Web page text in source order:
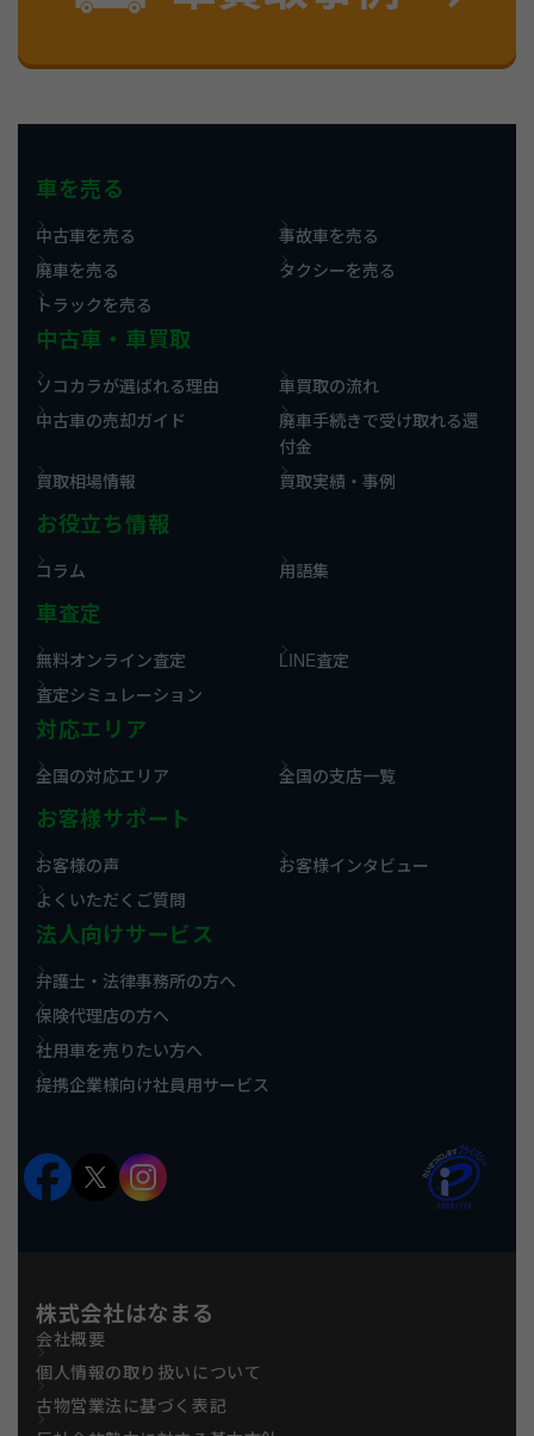
車を売る
中古車を売る
事故車を売る
廃車を売る
タクシーを売る
トラックを売る
中古車・車買取
ソコカラが選ばれる理由
車買取の流れ
中古車の売却ガイド
廃車手続きで受け取れる還
付金
買取相場情報
買取実績・事例
お役立ち情報
コラム 用語集
車査定
無料オンライン査定
LINE査定
査定シミュレーション
対応エリア
全国の対応エリア 全国の支店一覧
お客様サポート
お客様の声
お客様インタビュー
よくいただくご質問
法人向けサービス
弁護士・法律事務所の方へ
保険代理店の方へ
社用車を売りたい方へ
提携企業様向け社員用サービス
株式会社はなまる
会社概要
個人情報の取り扱いについて
古物営業法に基づく表記